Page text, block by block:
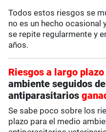
Todos estos riesgos se
no es un hecho ocasional
se repite regularmente y
años.
Riesgos a largo plazo
ambiente seguidos
antiparasitarios
Se sabe poco sobre los
plazo para el medio